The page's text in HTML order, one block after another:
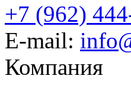
+7 (962)
E-mail:
Компания